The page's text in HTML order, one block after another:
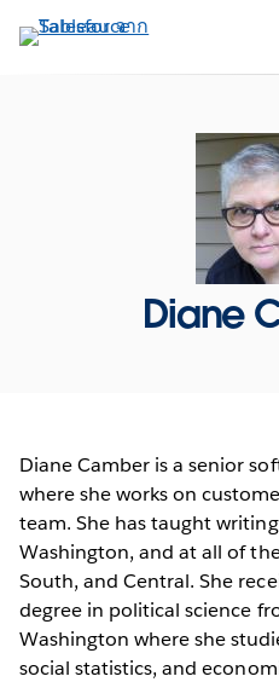
ไป
Diane
Diane Camber is a senior
where she works on
team. She has taught
Washington, and at all of
South, and Central. She
degree in political science
Washington where she
social statistics, and